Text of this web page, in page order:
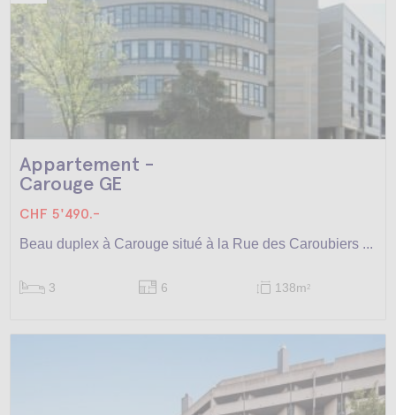
Appartement -
Carouge GE
CHF 5'490.-
Beau duplex à Carouge situé à la Rue des Caroubiers ...
3 6 138m2